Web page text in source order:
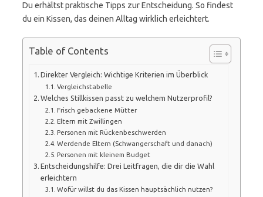
Du erhältst praktische Tipps zur Entscheidung. So findest
du ein Kissen, das deinen Alltag wirklich erleichtert.
Table of Contents
Direkter Vergleich: Wichtige Kriterien im Überblick
Vergleichstabelle
Welches Stillkissen passt zu welchem Nutzerprofil?
Frisch gebackene Mütter
Eltern mit Zwillingen
Personen mit Rückenbeschwerden
Werdende Eltern (Schwangerschaft und danach)
Personen mit kleinem Budget
Entscheidungshilfe: Drei Leitfragen, die dir die Wahl
erleichtern
Wofür willst du das Kissen hauptsächlich nutzen?